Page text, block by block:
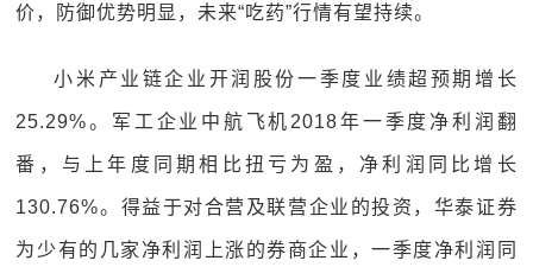
价，防御优势明显，未来“吃药”行情有望持续。
小米产业链企业开润股份一季度业绩超预期增长
25.29%。军工企业中航飞机2018年一季度净利润翻
番，与上年度同期相比扭亏为盈，净利润同比增长
130.76%。得益于对合营及联营企业的投资，华泰证券
为少有的几家净利润上涨的券商企业，一季度净利润同